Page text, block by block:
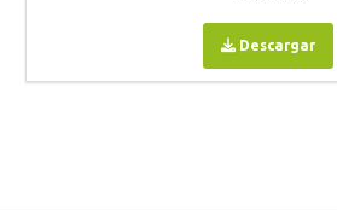
Descargar